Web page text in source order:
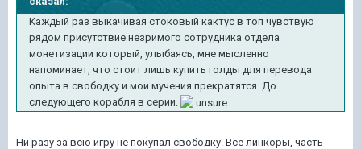
Каждый раз выкачивая стоковый кактус в топ чувствую
рядом присутствие незримого сотрудника отдела
монетизации который, улыбаясь, мне мысленно
напоминает, что стоит лишь купить голды для перевода
опыта в свободку и мои мучения прекратятся. До
следующего корабля в серии.
Ни разу за всю игру не покупал свободку. Все линкоры, часть